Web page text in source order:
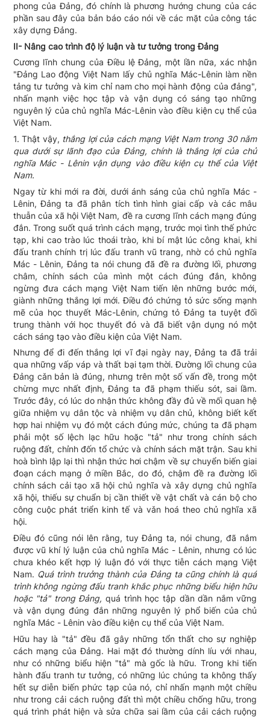
phong của Đảng, đó chính là phương hướng chung của các
phần sau đây của bản báo cáo nói về các mặt của công tác
xây dựng Đảng.
II- Nâng cao trình độ lý luận và tư tưởng trong Đảng
Cương lĩnh chung của Điều lệ Đảng, một lần nữa, xác nhận
"Đảng Lao động Việt Nam lấy chủ nghĩa Mác-Lênin làm nền
tảng tư tưởng và kim chỉ nam cho mọi hành động của đảng",
nhấn mạnh việc học tập và vận dụng có sáng tạo những
nguyên lý của chủ nghĩa Mác-Lênin vào điều kiện cụ thể của
Việt Nam.
1. Thật vậy, thắng lợi của cách mạng Việt Nam trong 30 nǎm
qua dưới sự lãnh đạo của Đảng, chính là thắng lợi của chủ
nghĩa Mác - Lênin vận dụng vào điều kiện cụ thể của Việt
Nam.
Ngay từ khi mới ra đời, dưới ánh sáng của chủ nghĩa Mác -
Lênin, Đảng ta đã phân tích tình hình giai cấp và các mâu
thuẫn của xã hội Việt Nam, đề ra cương lĩnh cách mạng đúng
đắn. Trong suốt quá trình cách mạng, trước mọi tình thế phức
tạp, khi cao trào lúc thoái trào, khi bí mật lúc công khai, khi
đấu tranh chính trị lúc đấu tranh vũ trang, nhờ có chủ nghĩa
Mác - Lênin, Đảng ta nói chung đã đề ra đường lối, phương
châm, chính sách của mình một cách đúng đắn, không
ngừng đưa cách mạng Việt Nam tiến lên những bước mới,
giành những thắng lợi mới. Điều đó chứng tỏ sức sống mạnh
mẽ của học thuyết Mác-Lênin, chứng tỏ Đảng ta tuyệt đối
trung thành với học thuyết đó và đã biết vận dụng nó một
cách sáng tạo vào điều kiện của Việt Nam.
Nhưng để đi đến thắng lợi vĩ đại ngày nay, Đảng ta đã trải
qua những vấp váp và thất bại tạm thời. Đường lối chung của
Đảng cǎn bản là đúng, nhưng trên một số vấn đề, trong một
chừng mực nhất định, Đảng ta đã phạm thiếu sót, sai lầm.
Trước đây, có lúc do nhận thức không đầy đủ về mối quan hệ
giữa nhiệm vụ dân tộc và nhiệm vụ dân chủ, không biết kết
hợp hai nhiệm vụ đó một cách đúng mức, chúng ta đã phạm
phải một số lệch lạc hữu hoặc "tả" như trong chính sách
ruộng đất, chỉnh đốn tổ chức và chính sách mặt trận. Sau khi
hoà bình lập lại thì nhận thức hơi chậm về sự chuyển biến giai
đoạn cách mạng ở miền Bắc, do đó, chậm đề ra đường lối
chính sách cải tạo xã hội chủ nghĩa và xây dựng chủ nghĩa
xã hội, thiếu sự chuẩn bị cần thiết về vật chất và cán bộ cho
công cuộc phát triển kinh tế và vǎn hoá theo chủ nghĩa xã
hội.
Điều đó cũng nói lên rằng, tuy Đảng ta, nói chung, đã nắm
được vũ khí lý luận của chủ nghĩa Mác - Lênin, nhưng có lúc
chưa khéo kết hợp lý luận đó với thực tiễn cách mạng Việt
Nam. Quá trình trưởng thành của Đảng ta cũng chính là quá
trình không ngừng đấu tranh khắc phục những biểu hiện hữu
hoặc "tả" trong Đảng,quá trình học tập dần dần nắm vững
và vận dụng đúng đắn những nguyên lý phổ biến của chủ
nghĩa Mác - Lênin vào điều kiện cụ thể của Việt Nam.
Hữu hay là "tả" đều đã gây những tổn thất cho sự nghiệp
cách mạng của Đảng. Hai mặt đó thường dính líu với nhau,
như có những biểu hiện "tả" mà gốc là hữu. Trong khi tiến
hành đấu tranh tư tưởng, có những lúc chúng ta không thấy
hết sự diễn biến phức tạp của nó, chỉ nhấn mạnh một chiều
như trong cải cách ruộng đất thì một chiều chống hữu, trong
quá trình phát hiện và sửa chữa sai lầm của cải cách ruộng